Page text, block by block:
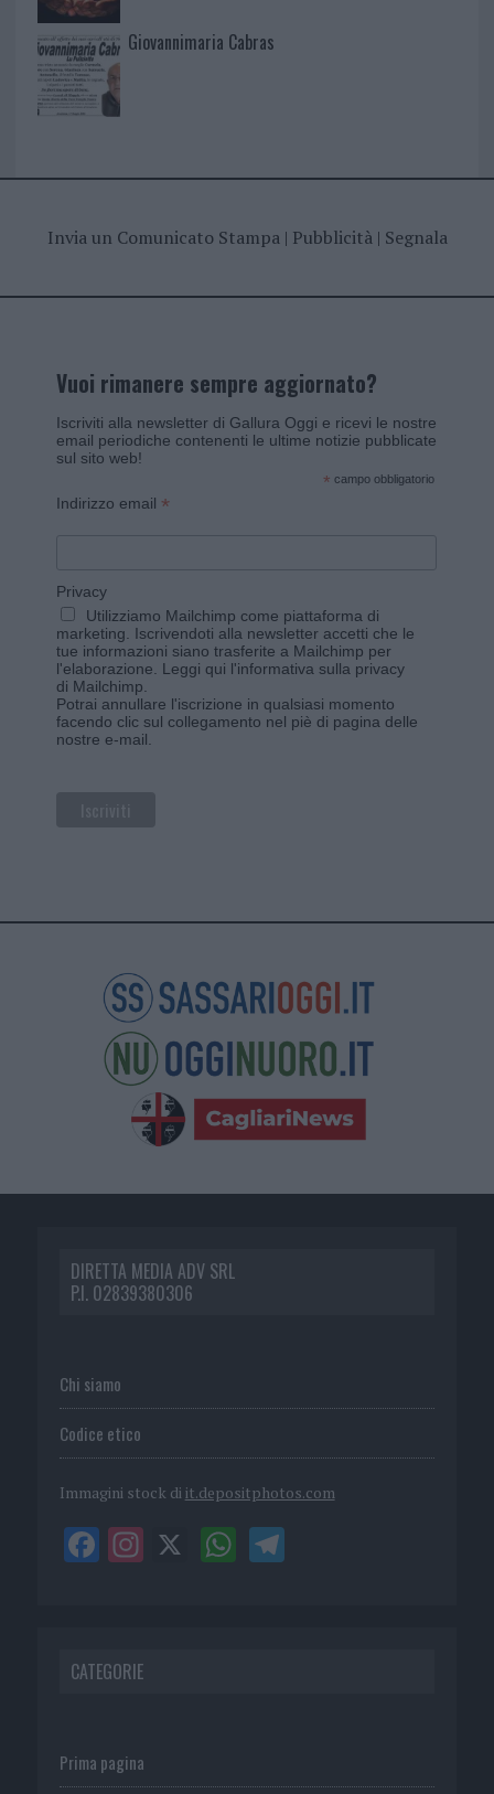
Giovannimaria Cabras
Invia un Comunicato Stampa| Pubblicità| Segnala
Vuoi rimanere sempre aggiornato?
Iscriviti alla newsletter di Gallura Oggi e ricevi le nostre
email periodiche contenenti le ultime notizie pubblicate
sul sito web!
* campo obbligatorio
Indirizzo email *
Privacy
Utilizziamo Mailchimp come piattaforma di
marketing. Iscrivendoti alla newsletter accetti che le
tue informazioni siano trasferite a Mailchimp per
l'elaborazione. Leggi qui l'informativa sulla privacy
di Mailchimp
Potrai annullare l'iscrizione in qualsiasi momento
facendo clic sul collegamento nel piè di pagina delle
nostre e-mail.
DIRETTA MEDIA ADV SRL
P.I. 02839380306
Chi siamo
Codice etico
Immagini stock di it.depositphotos.com
CATEGORIE
Prima pagina